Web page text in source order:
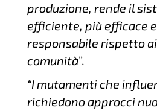
produzione, rende il
efficiente, più efficace
responsabile rispetto
comunità”.
“I mutamenti che
richiedono approcci